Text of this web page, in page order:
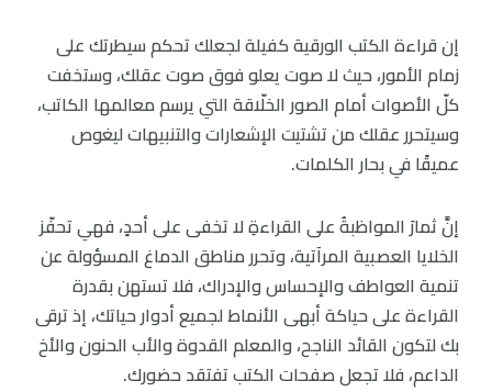
إن قراءة الكتب الورقية كفيلة لجعلك تحكم سيطرتك على
زمام الأمور، حيث لا صوت يعلو فوق صوت عقلك، وستخفت
كلّ الأصوات أمام الصور الخلّاقة التي يرسم معالمها الكاتب،
وسيتحرر عقلك من تشتيت الإشعارات والتنبيهات ليغوص
عميقًا في بحار الكلمات.
إنَّ ثمارَ المواظبةُ على القراءةِ لا تخفى على أحدٍ، فهي تحفّز
الخلايا العصبية المرآتية، وتحرر مناطق الدماغ المسؤولة عن
تنمية العواطف والإحساس والإدراك، فلا تستهن بقدرة
القراءة على حياكة أبهى الأنماط لجميع أدوار حياتك، إذ ترقى
بك لتكون القائد الناجح، والمعلم القدوة والأب الحنون والأخ
الداعم، فلا تجعل صفحات الكتب تفتقد حضورك.